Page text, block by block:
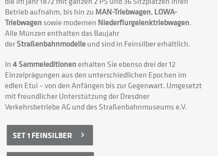
Betrieb aufnahm, bis hin zu MAN-Triebwagen, LOWA-
Triebwagen sowie modernen Niederflurgelenktriebwagen.
Alle Münzen enthalten das Baujahr
derStraßenbahnmodelleund sind in Feinsilber erhältlich.
In4 Sammeleditionen erhalten Sie ebenso drei der 12
Einzelprägungen aus den unterschiedlichen Epochen im
edlen Etui – von den Anfängen bis zur Gegenwart. Umgesetzt
mit freundlicher Unterstützung der Dresdner
Verkehrsbetriebe AG und des Straßenbahnmuseums e.V.
SET 1 FEINSILBER